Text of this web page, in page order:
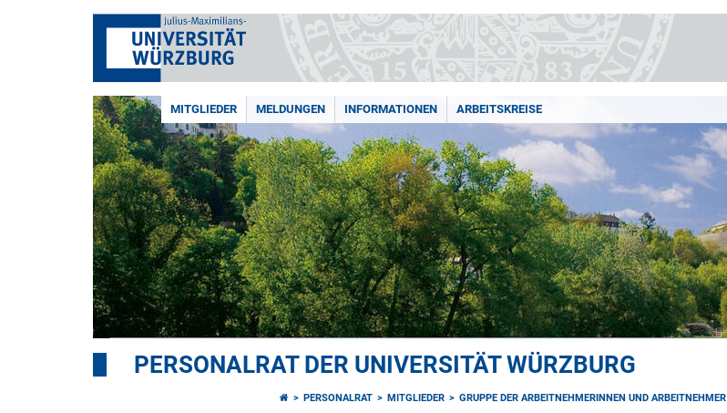
MITGLIEDER MELDUNGEN INFORMATIONEN ARBEITSKREISE
PERSONALRAT DER UNIVERSITÄT WÜRZBURG
PERSONALRAT MITGLIEDER GRUPPE DER ARBEITNEHMERINNEN UND ARBEITNEHMER